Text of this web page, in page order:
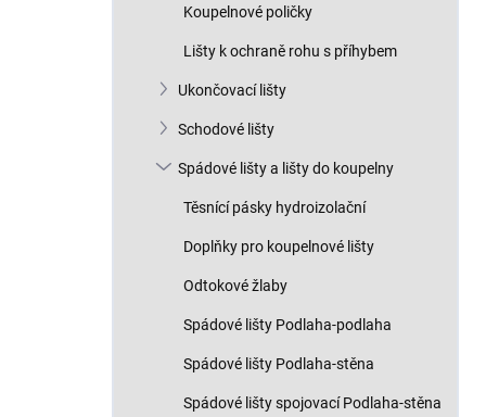
Koupelnové poličky
Lišty k ochraně rohu s příhybem
Ukončovací lišty
Schodové lišty
Spádové lišty a lišty do koupelny
Těsnící pásky hydroizolační
Doplňky pro koupelnové lišty
Odtokové žlaby
Spádové lišty Podlaha-podlaha
Spádové lišty Podlaha-stěna
Spádové lišty spojovací Podlaha-stěna